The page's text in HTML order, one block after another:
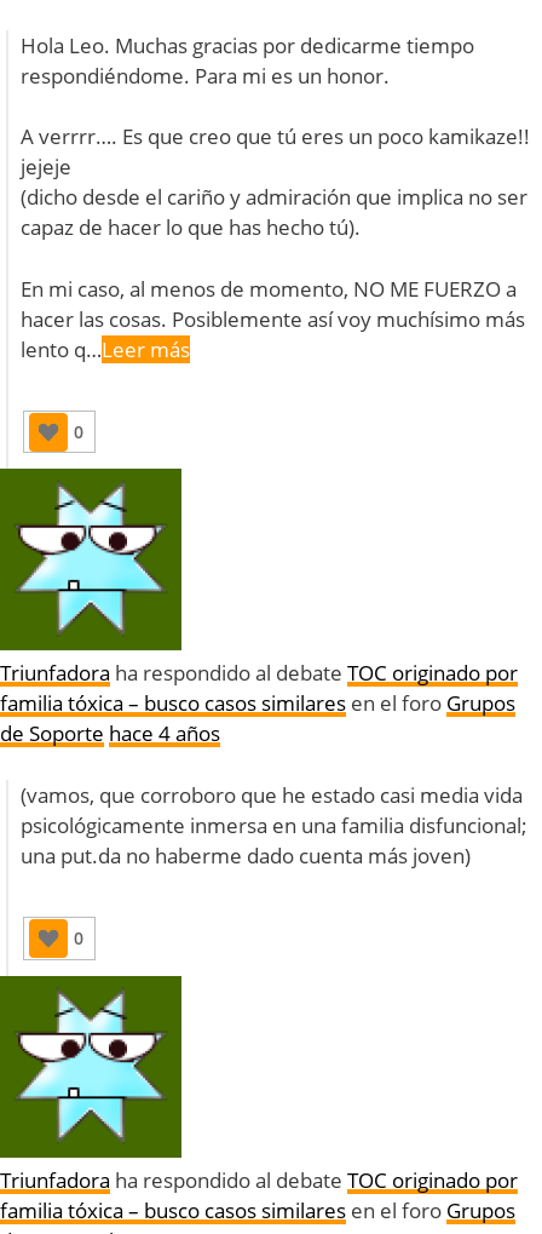
Hola Leo. Muchas gracias por dedicarme tiempo
respondiéndome. Para mi es un honor.
A verrrr…. Es que creo que tú eres un poco kamikaze!!
jejeje
(dicho desde el cariño y admiración que implica no ser
capaz de hacer lo que has hecho tú).
En mi caso, al menos de momento, NO ME FUERZO a
hacer las cosas. Posiblemente así voy muchísimo más
lento q…Leer más
0
Triunfadora ha respondido al debate TOC originado por
familia tóxica – busco casos similares en el foro Grupos
de Soporte hace 4 años
(vamos, que corroboro que he estado casi media vida
psicológicamente inmersa en una familia disfuncional;
una put.da no haberme dado cuenta más joven)
0
Triunfadora ha respondido al debate TOC originado por
familia tóxica – busco casos similares en el foro Grupos